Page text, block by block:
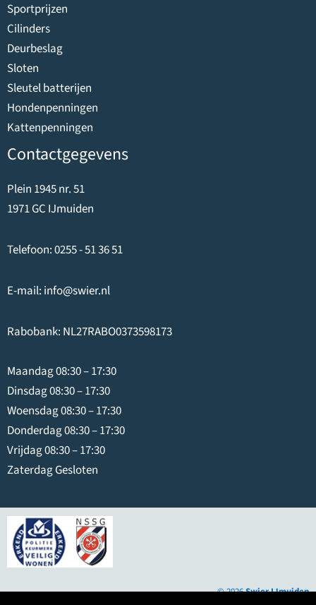
Sportprijzen
Cilinders
Deurbeslag
Sloten
Sleutel batterijen
Hondenpenningen
Kattenpenningen
Contactgegevens
Plein 1945 nr. 51
1971 GC IJmuiden
Telefoon:0255 - 51 36 51
E-mail: info@swier.nl
Rabobank: NL27RABO0373598173
Maandag 08:30 – 17:30
Dinsdag 08:30 – 17:30
Woensdag 08:30 – 17:30
Donderdag 08:30 – 17:30
Vrijdag 08:30 – 17:30
Zaterdag Gesloten
© 2026Swier IJmuiden